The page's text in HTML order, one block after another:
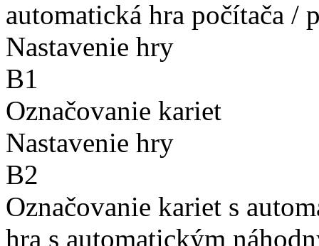
automatická hra počítača /
Nastavenie hry
B1
Označovanie kariet
Nastavenie hry
B2
Označovanie kariet s
hra s automatickým